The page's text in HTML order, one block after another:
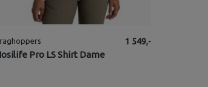
Pro LS Shirt Dame
1 549,-